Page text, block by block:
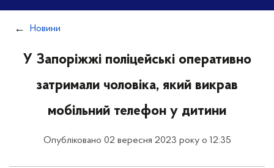
Новини
У Запоріжжі поліцейські оперативно
затримали чоловіка, який викрав
мобільний телефон у дитини
Опубліковано 02 вересня 2023 року о 12:35